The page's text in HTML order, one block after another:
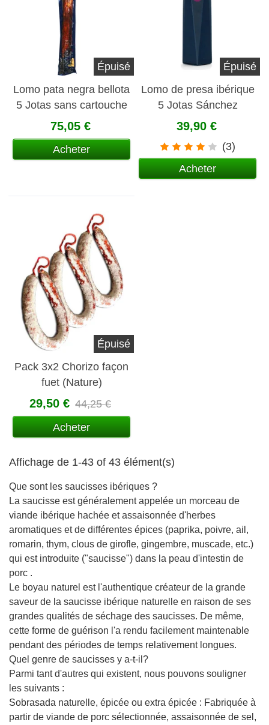
Épuisé
Lomo pata negra bellota
5 Jotas sans cartouche
75,05 €
Acheter
Épuisé
Lomo de presa ibérique
5 Jotas Sánchez
Romero Carvajal (demi
pièce)
39,90 €
(3)
Acheter
Épuisé
Pack 3x2 Chorizo façon
fuet (Nature)
Chacinerias
Salmantinas
29,50 € 44,25 €
Acheter
Affichage de 1-43 of 43 élément(s)
Que sont les saucisses ibériques ?
La saucisse est généralement appelée un morceau de
viande ibérique hachée et assaisonnée d'herbes
aromatiques et de différentes épices (paprika, poivre, ail,
romarin, thym, clous de girofle, gingembre, muscade, etc.)
qui est introduite ("saucisse") dans la peau d'intestin de
porc .
Le boyau naturel est l'authentique créateur de la grande
saveur de la saucisse ibérique naturelle en raison de ses
grandes qualités de séchage des saucisses. De même,
cette forme de guérison l'a rendu facilement maintenable
pendant des périodes de temps relativement longues.
Quel genre de saucisses y a-t-il?
Parmi tant d'autres qui existent, nous pouvons souligner
les suivants :
Sobrasada naturelle, épicée ou extra épicée : Fabriquée à
partir de viande de porc sélectionnée, assaisonnée de sel,